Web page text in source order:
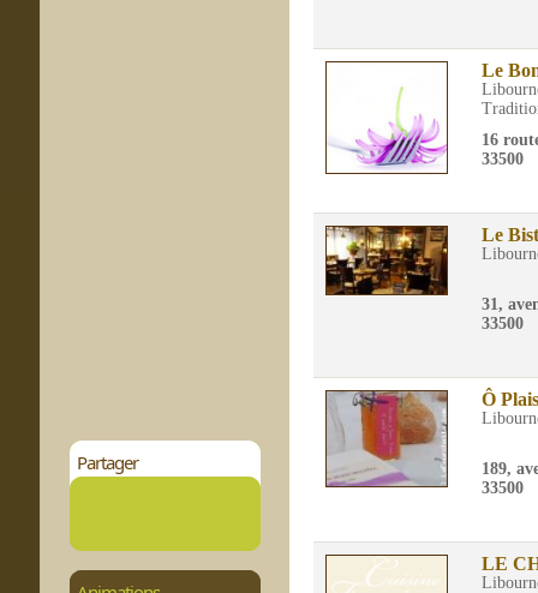
Partager
Le
16
33500
Le
31,
33500
Ô
189,
33500
LE